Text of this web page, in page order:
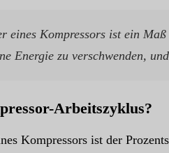
eines Kompressors ist ein
Energie zu verschwenden,
Arbeitszyklus?
Kompressors ist der